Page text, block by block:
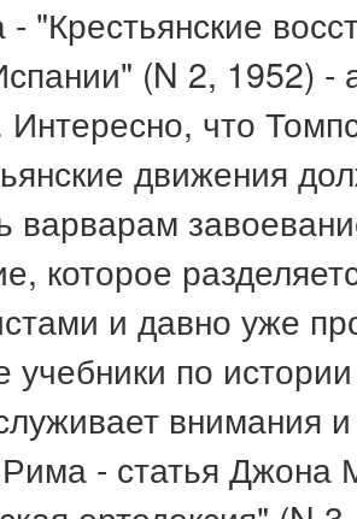
"Крестьянские
(N 2, 1952) -
Интересно, что
движения
варварам
которое
и давно уже
учебники по
внимания
Рима - статья Джона